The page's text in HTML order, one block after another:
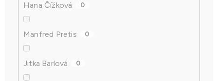
Hana Čížková 0
Manfred Pretis 0
Jitka Barlová 0